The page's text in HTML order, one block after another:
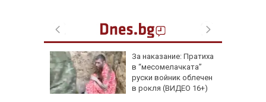
За наказание: Пратиха
в “месомелачката”
руски войник облечен
в рокля (ВИДЕО 16+)